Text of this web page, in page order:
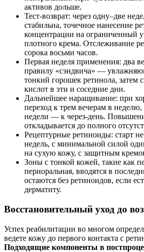
активов дольше.
Тест‑возврат: через одну–две
стабильна, точечное нанесение
концентрации на ограниченный
плотного крема. Отслеживание
сорока восьми часов.
Первая неделя применения: два
правилу «сэндвича» —
тонкий горошек ретинола, затем
кислот в эти и соседние дни.
Дальнейшее наращивание: при
переход к трем вечерам в неделю,
недели — к через‑день.
откладывается до полного
Рецептурные ретиноиды: старт
недель, с минимальной силой
на сухую кожу, с защитным
Зоны с тонкой кожей, такие как
периоральная, вводятся в
остаются без ретиноидов, если
дерматиту.
Восстановительный уход до
Успех реабилитации во многом
ведете кожу до первого контакта с
Подходящие компоненты в